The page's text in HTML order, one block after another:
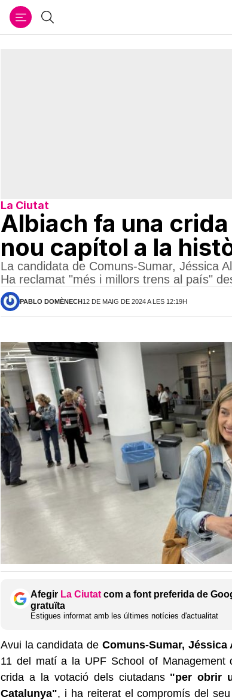
Cercar
La Ciutat
Albiach fa una
nou capítol a la
La candidata de Comuns-Sumar, Jéssica
Ha reclamat "més i millors trens al país"
PABLO DOMÈNECH12 DE MAIG DE 2024 A LES 12:19H
Afegir La Ciutat com a font preferida de
gratuïta
Estigues informat amb les últimes notícies d'actualitat
Avui la candidata de Comuns-Sumar, Jéssica
11 del matí a la UPF School of Management
crida a la votació dels ciutadans "per obrir
Catalunya", i ha reiterat el compromís del